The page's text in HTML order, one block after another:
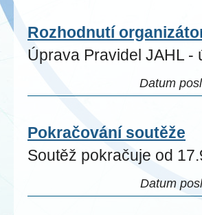
Rozhodnutí
Úprava Pravidel JAHL -
Datum
Pokračování soutěže
Soutěž pokračuje od
Datum